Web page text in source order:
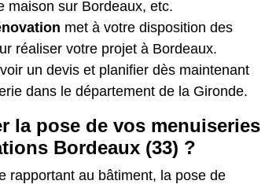
maison sur Bordeaux, etc.
met à votre disposition des
réaliser votre projet à Bordeaux.
un devis et planifier dès maintenant
dans le département de la Gironde.
la pose de vos menuiseries
Bordeaux (33) ?
rapportant au bâtiment, la pose de